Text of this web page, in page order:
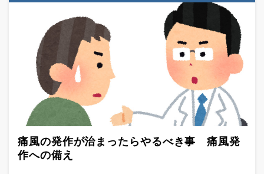
痛風の発作が治まったらやるべき事 痛風発
作への備え